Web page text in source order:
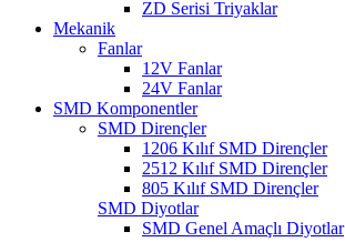
ZD Serisi Triyaklar
Mekanik
Fanlar
12V Fanlar
24V Fanlar
SMD Komponentler
SMD Dirençler
1206 Kılıf SMD Dirençler
2512 Kılıf SMD Dirençler
805 Kılıf SMD Dirençler
SMD Diyotlar
SMD Genel Amaçlı Diyotlar